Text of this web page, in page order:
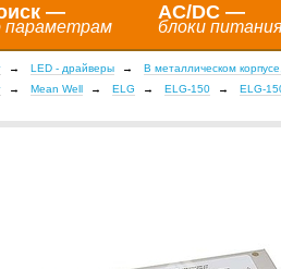
—
параметрам
AC/DC —
блоки
LED - драйверы В металлическом
Mean Well ELG ELG-150 ELG-